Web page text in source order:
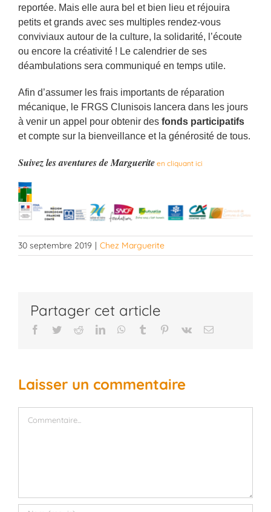
reportée. Mais elle aura bel et bien lieu et réjouira
petits et grands avec ses multiples rendez-vous
conviviaux autour de la culture, la solidarité, l’écoute
ou encore la créativité ! Le calendrier de ses
déambulations sera communiqué en temps utile.
Afin d’assumer les frais importants de réparation
mécanique, le FRGS Clunisois lancera dans les jours
à venir un appel pour obtenir des fonds participatifs
et compte sur la bienveillance et la générosité de tous.
Suivez les aventures de Marguerite en cliquant ici
30 septembre 2019 | Chez Marguerite
Partager cet article
Facebook
TwitterRedditLinkedInWhatsApp
Tumblr Pinterest
Vk Email
Laisser un commentaire